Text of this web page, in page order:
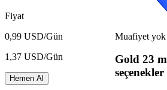
Fiyat
0,99 USD/Gün
1,37 USD/Gün
Hemen Al
Muafiyet yok
Gold 23
seçenekler